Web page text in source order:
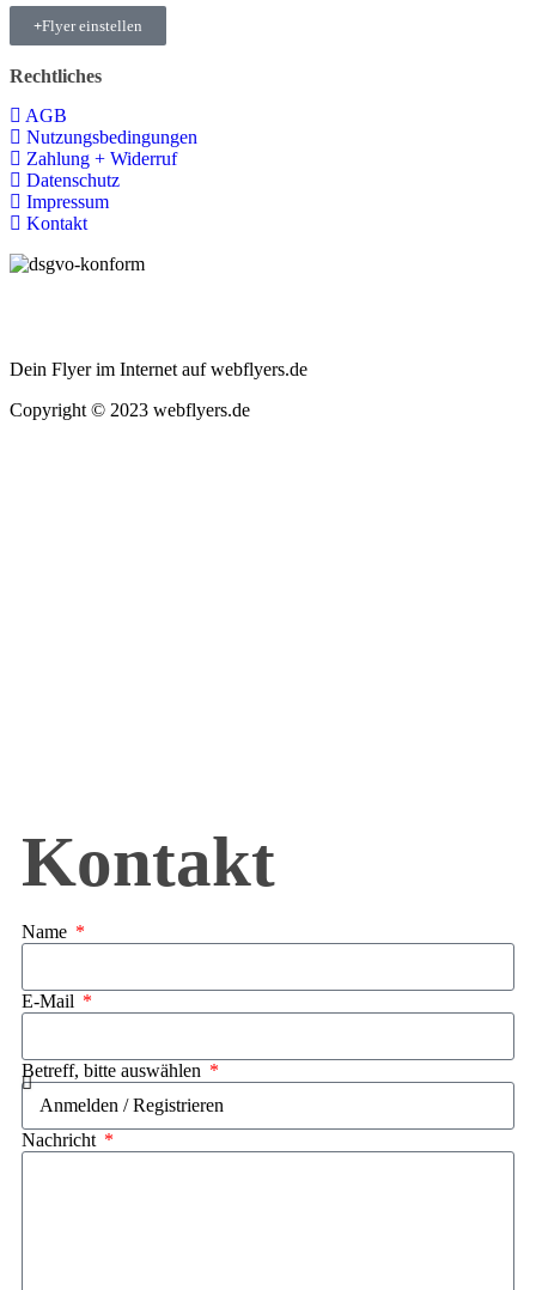
Flyer einstellen
Rechtliches
AGB
Nutzungsbedingungen
Zahlung + Widerruf
Datenschutz
Impressum
Kontakt
Dein Flyer im Internet auf webflyers.de
Copyright © 2023 webflyers.de
Kontakt
Name
E-Mail
Betreff, bitte auswählen
Nachricht